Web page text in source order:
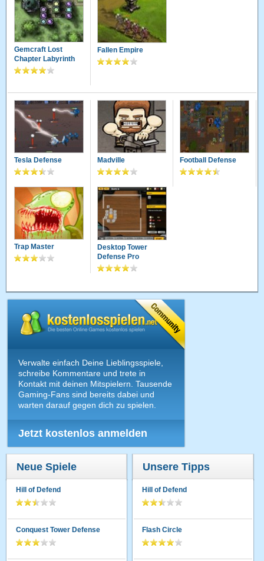
Gemcraft Lost
Chapter Labyrinth
Fallen Empire
Tesla Defense Madville Football Defense
Trap Master
Desktop Tower
Defense Pro
Verwalte einfach Deine Lieblingsspiele,
schreibe Kommentare und trete in
Kontakt mit deinen Mitspielern. Tausende
Gaming-Fans sind bereits dabei und
warten darauf gegen dich zu spielen.
Jetzt kostenlos anmelden
Neue Spiele
Hill of Defend
Conquest Tower Defense
Unsere Tipps
Hill of Defend
Flash Circle